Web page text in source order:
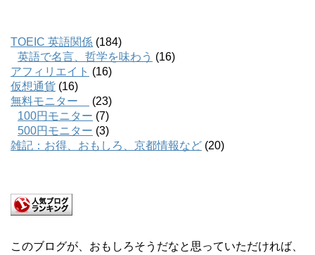
TOEIC 英語関係 (184)
英語で名言、哲学を味わう (16)
アフィリエイト (16)
仮想通貨 (16)
無料モニター
(23)
100円モニター (7)
500円モニター (3)
雑記：お得、おもしろ、京都情報など (20)
このブログが、おもしろそうだなと思っていただければ、